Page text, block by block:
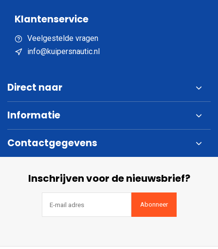
Klantenservice
Veelgestelde vragen
info@kuipersnautic.nl
Direct naar
Informatie
Contactgegevens
Inschrijven voor de nieuwsbrief?
Abonneer